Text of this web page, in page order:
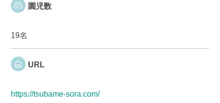
園児数
19名
URL
https://tsubame-sora.com/